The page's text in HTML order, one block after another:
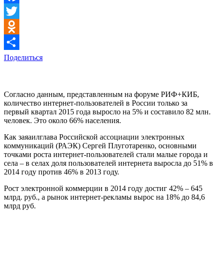
Facebook
Twitter
Odnoklassniki
Поделиться
Согласно данным, представленным на форуме РИФ+КИБ,
количество интернет-пользователей в России только за
первый квартал 2015 года выросло на 5% и составило 82 млн.
человек. Это около 66% населения.
Как заяаилглава Российской ассоциации электронных
коммуникаций (РАЭК) Сергей Плуготаренко, основными
точками роста интернет-пользователей стали малые города и
села – в селах доля пользователей интернета выросла до 51% в
2014 году против 46% в 2013 году.
Рост электронной коммерции в 2014 году достиг 42% – 645
млрд. руб., а рынок интернет-рекламы вырос на 18% до 84,6
млрд руб.